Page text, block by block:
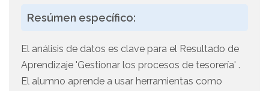
Resúmen específico:
El análisis de datos es clave para el Resultado de
Aprendizaje 'Gestionar los procesos de tesorería' .
El alumno aprende a usar herramientas como